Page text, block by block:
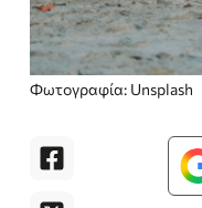
Φωτογραφία: Unsplash